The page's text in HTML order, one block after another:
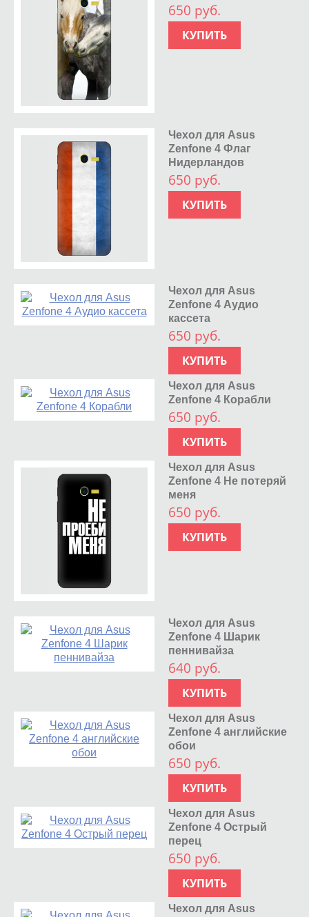
650 руб.
КУПИТЬ
Чехол для Asus
Zenfone 4 Флаг
Нидерландов
650 руб.
КУПИТЬ
Чехол для Asus
Zenfone 4 Аудио
кассета
650 руб.
КУПИТЬ
Чехол для Asus
Zenfone 4 Корабли
650 руб.
КУПИТЬ
Чехол для Asus
Zenfone 4 Не потеряй
меня
650 руб.
КУПИТЬ
Чехол для Asus
Zenfone 4 Шарик
пеннивайза
640 руб.
КУПИТЬ
Чехол для Asus
Zenfone 4 английские
обои
650 руб.
КУПИТЬ
Чехол для Asus
Zenfone 4 Острый
перец
650 руб.
КУПИТЬ
Чехол для Asus